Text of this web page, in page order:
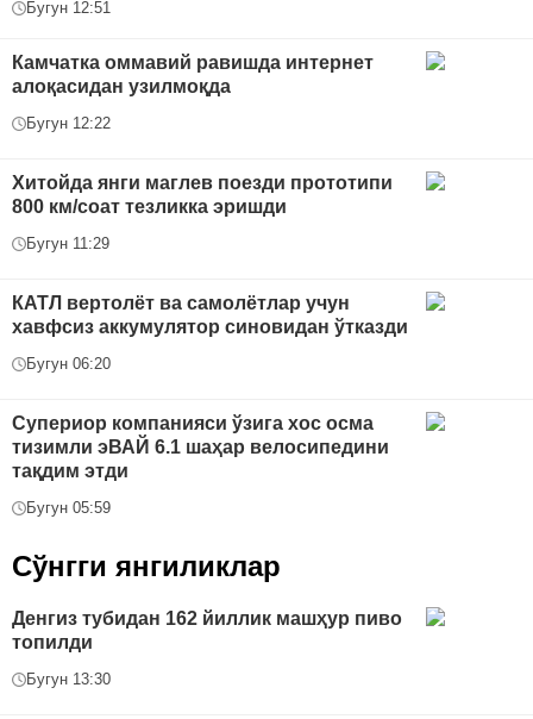
Бугун 12:51
Камчатка оммавий равишда интернет
алоқасидан узилмоқда
Бугун 12:22
Хитойда янги маглев поезди прототипи
800 км/соат тезликка эришди
Бугун 11:29
КАТЛ вертолёт ва самолётлар учун
хавфсиз аккумулятор синовидан ўтказди
Бугун 06:20
Супериор компанияси ўзига хос осма
тизимли эВАЙ 6.1 шаҳар велосипедини
тақдим этди
Бугун 05:59
Сўнгги янгиликлар
Денгиз тубидан 162 йиллик машҳур пиво
топилди
Бугун 13:30